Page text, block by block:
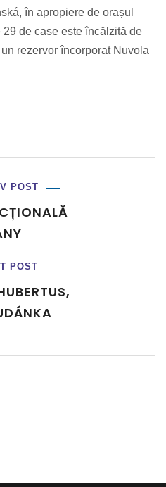
în apropiere de orașul
de case este încălzită de
rezervor încorporat Nuvola
POST
POST